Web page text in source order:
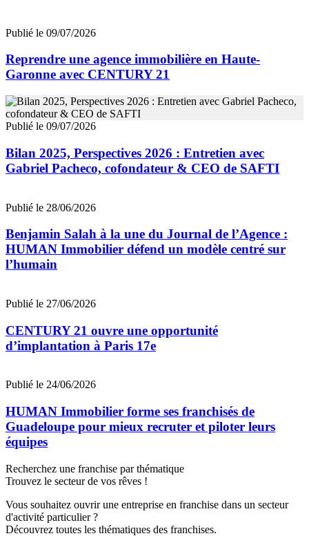
Publié le 09/07/2026
Reprendre une agence immobilière en Haute-
Garonne avec CENTURY 21
Publié le 09/07/2026
Bilan 2025, Perspectives 2026 : Entretien avec
Gabriel Pacheco, cofondateur & CEO de SAFTI
Publié le 28/06/2026
Benjamin Salah à la une du Journal de l’Agence :
HUMAN Immobilier défend un modèle centré sur
l’humain
Publié le 27/06/2026
CENTURY 21 ouvre une opportunité
d’implantation à Paris 17e
Publié le 24/06/2026
HUMAN Immobilier forme ses franchisés de
Guadeloupe pour mieux recruter et piloter leurs
équipes
Recherchez une franchise par thématique
Trouvez le secteur de vos rêves !
Vous souhaitez ouvrir une entreprise en franchise dans un secteur
d'activité particulier ?
Découvrez toutes les thématiques des franchises.